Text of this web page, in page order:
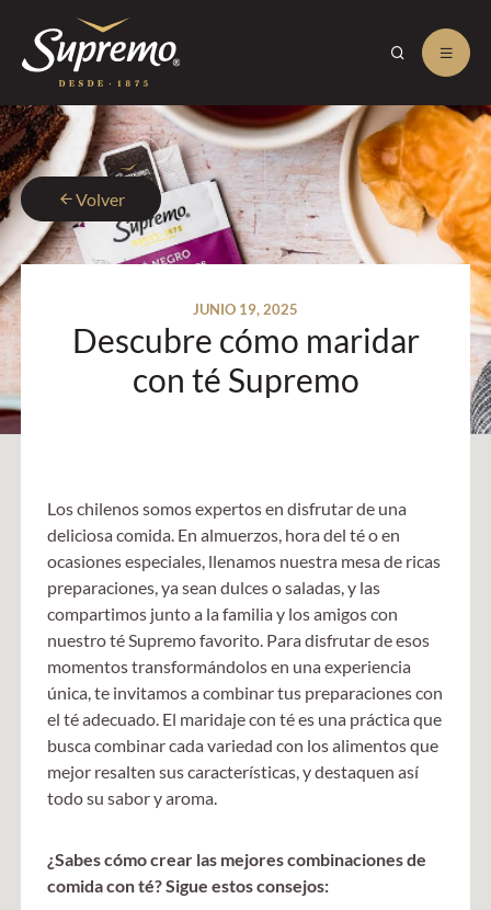
Volver
JUNIO 19, 2025
Descubre cómo maridar
con té Supremo
Los chilenos somos expertos en disfrutar de una
deliciosa comida. En almuerzos, hora del té o en
ocasiones especiales, llenamos nuestra mesa de ricas
preparaciones, ya sean dulces o saladas, y las
compartimos junto a la familia y los amigos con
nuestro té Supremo favorito. Para disfrutar de esos
momentos transformándolos en una experiencia
única, te invitamos a combinar tus preparaciones con
el té adecuado. El maridaje con té es una práctica que
busca combinar cada variedad con los alimentos que
mejor resalten sus características, y destaquen así
todo su sabor y aroma.
¿Sabes cómo crear las mejores combinaciones de
comida con té? Sigue estos consejos: